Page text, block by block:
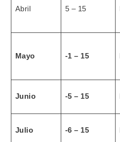
Abril 5 – 15
Mayo -1 – 15
Junio -5 – 15
Julio -6 – 15